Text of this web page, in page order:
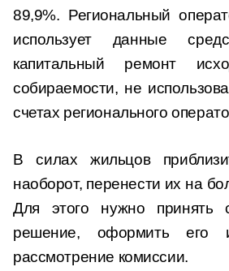
89,9%. Региональный
использует данные
капитальный ремонт
собираемости, не
счетах регионального
В силах жильцов
наоборот, перенести их на
Для этого нужно принять
решение, оформить его
рассмотрение комиссии.